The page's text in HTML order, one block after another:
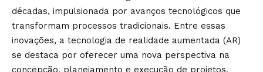
décadas, impulsionada por avanços tecnológicos que
transformam processos tradicionais. Entre essas
inovações, a tecnologia de realidade aumentada (AR)
se destaca por oferecer uma nova perspectiva na
concepção, planejamento e execução de projetos.